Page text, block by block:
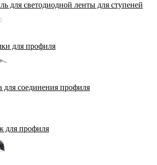
для светодиодной ленты для ступеней
для профиля
для соединения профиля
для профиля